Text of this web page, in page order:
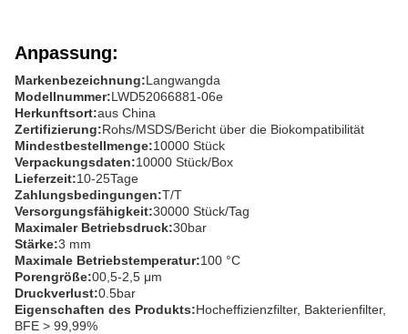
Anpassung:
Markenbezeichnung:Langwangda
Modellnummer:LWD52066881-06e
Herkunftsort:aus China
Zertifizierung:Rohs/MSDS/Bericht über die Biokompatibilität
Mindestbestellmenge:10000 Stück
Verpackungsdaten:10000 Stück/Box
Lieferzeit:10-25Tage
Zahlungsbedingungen:T/T
Versorgungsfähigkeit:30000 Stück/Tag
Maximaler Betriebsdruck:30bar
Stärke:3 mm
Maximale Betriebstemperatur:100 °C
Porengröße:00,5-2,5 μm
Druckverlust:0.5bar
Eigenschaften des Produkts:Hocheffizienzfilter, Bakterienfilter,
BFE > 99,99%